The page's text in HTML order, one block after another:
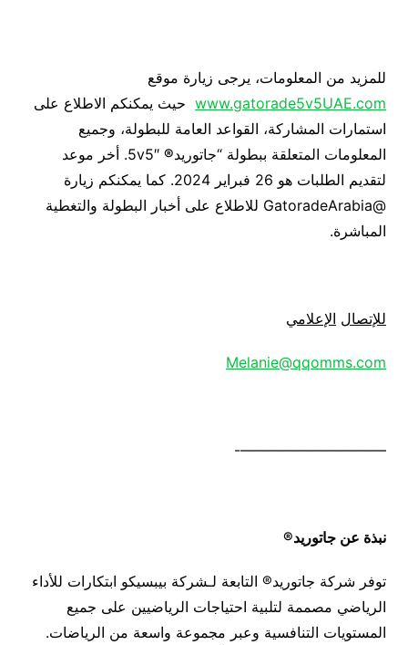
للمزيد من المعلومات، يرجى زيارة موقع
www.gatorade5v5UAE.comحيث يمكنكم الاطلاع على
استمارات المشاركة، القواعد العامة للبطولة، وجميع
المعلومات المتعلقة ببطولة “جاتوريد®
5v5″. أخر موعد
لتقديم الطلبات هو 26 فبراير 2024. كما يمكنكم زيارة
@GatoradeArabia للاطلاع على أخبار البطولة والتغطية
المباشرة.
للإتصال الإعلامي
Melanie@qqomms.com
——————————-
نبذة عن جاتوريد®
توفر شركة جاتوريد® التابعة لـشركة بيبسيكو ابتكارات للأداء
الرياضي مصممة لتلبية احتياجات الرياضيين على جميع
المستويات التنافسية وعبر مجموعة واسعة من الرياضات.